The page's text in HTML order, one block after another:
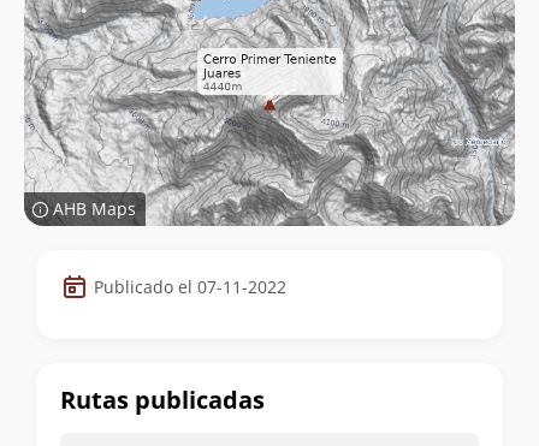
AHB Maps
Datos
de
cumbre
Publicado el 07-11-2022
Rutas publicadas